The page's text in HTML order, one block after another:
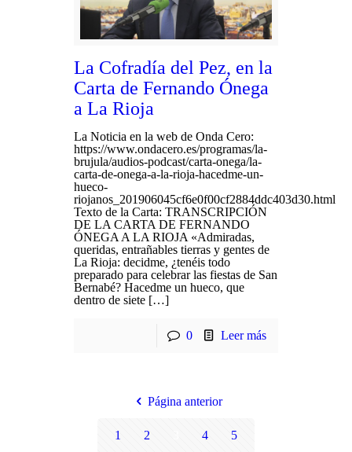
La Cofradía del Pez, en la
Carta de Fernando Ónega
a La Rioja
La Noticia en la web de Onda Cero:
https://www.ondacero.es/programas/la-
brujula/audios-podcast/carta-onega/la-
carta-de-onega-a-la-rioja-hacedme-un-
hueco-
riojanos_201906045cf6e0f00cf2884ddc403d30.html
Texto de la Carta: TRANSCRIPCIÓN
DE LA CARTA DE FERNANDO
ÓNEGA A LA RIOJA «Admiradas,
queridas, entrañables tierras y gentes de
La Rioja: decidme, ¿tenéis todo
preparado para celebrar las fiestas de San
Bernabé? Hacedme un hueco, que
dentro de siete […]
0 Leer más
Página anterior
1 2 4 5